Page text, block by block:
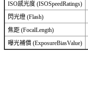
ISO感光度 (ISOSpeedRatings)
閃光燈 (Flash)
焦距 (FocalLength)
曝光補償 (ExposureBiasValue)